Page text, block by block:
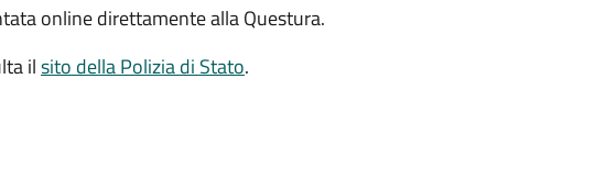
online direttamente alla Questura.
ilsito della Polizia di Stato.